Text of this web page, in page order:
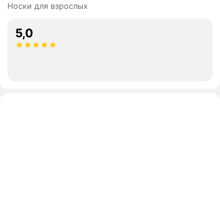
Носки для взрослых
5,0